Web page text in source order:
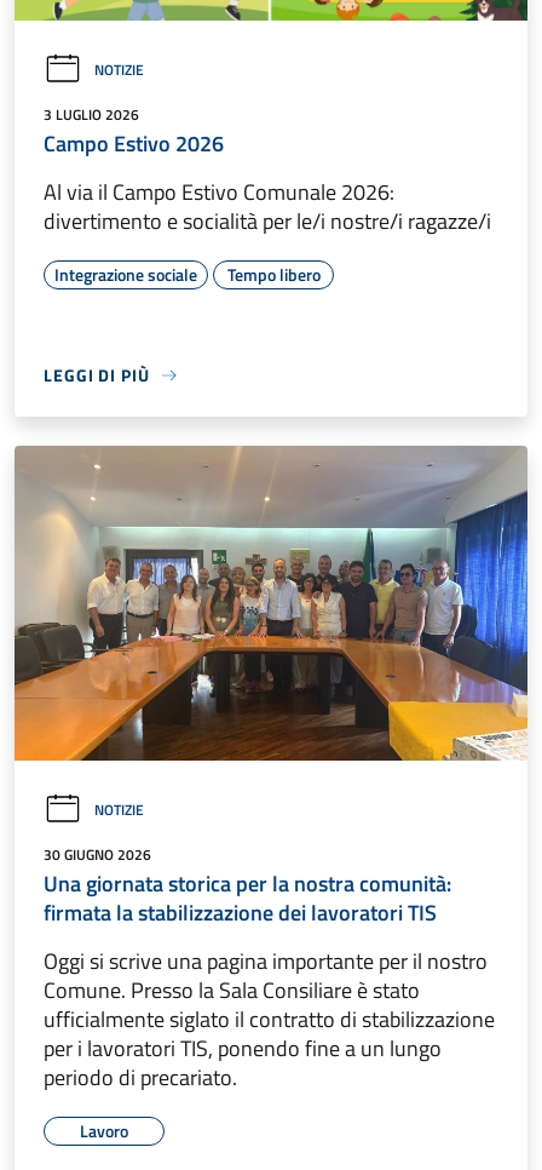
NOTIZIE
3 LUGLIO 2026
Campo Estivo 2026
Al via il Campo Estivo Comunale 2026:
divertimento e socialità per le/i nostre/i ragazze/i
Integrazione sociale Tempo libero
LEGGI DI PIÙ
NOTIZIE
30 GIUGNO 2026
Una giornata storica per la nostra comunità:
firmata la stabilizzazione dei lavoratori TIS
Oggi si scrive una pagina importante per il nostro
Comune. Presso la Sala Consiliare è stato
ufficialmente siglato il contratto di stabilizzazione
per i lavoratori TIS, ponendo fine a un lungo
periodo di precariato.
Lavoro